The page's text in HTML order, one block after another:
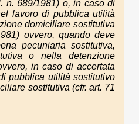
n. 689/1981) o, in caso di
lavoro di pubblica utilità
domiciliare sostitutiva
ovvero, quando deve
pecuniaria sostitutiva,
o nella detenzione
in caso di accertata
pubblica utilità sostitutivo
sostitutiva (cfr. art. 71